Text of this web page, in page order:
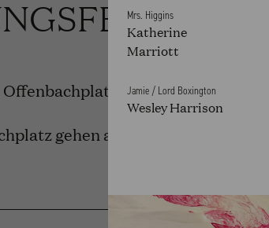
DER
gehen auf.
Mrs. Higgins
Katherine
Marriott
Jamie / Lord Boxington
Wesley Harrison